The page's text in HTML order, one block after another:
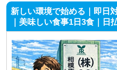
新しい環境で始める｜即日
｜美味しい食事1日3食｜日